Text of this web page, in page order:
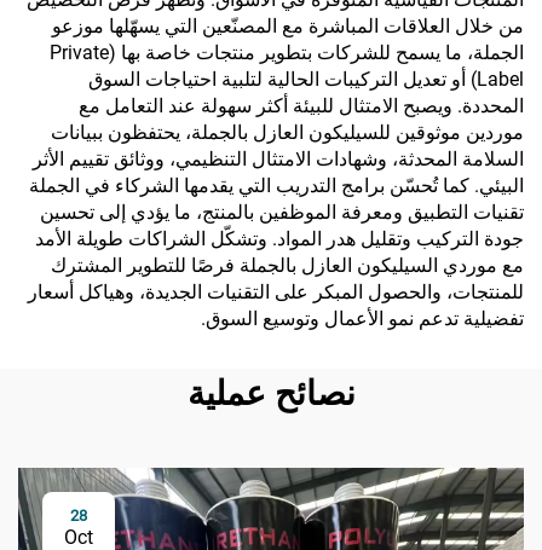
من خلال العلاقات المباشرة مع المصنّعين التي يسهّلها موزعو
الجملة، ما يسمح للشركات بتطوير منتجات خاصة بها (Private
Label) أو تعديل التركيبات الحالية لتلبية احتياجات السوق
المحددة. ويصبح الامتثال للبيئة أكثر سهولة عند التعامل مع
موردين موثوقين للسيليكون العازل بالجملة، يحتفظون ببيانات
السلامة المحدثة، وشهادات الامتثال التنظيمي، ووثائق تقييم الأثر
البيئي. كما تُحسّن برامج التدريب التي يقدمها الشركاء في الجملة
تقنيات التطبيق ومعرفة الموظفين بالمنتج، ما يؤدي إلى تحسين
جودة التركيب وتقليل هدر المواد. وتشكّل الشراكات طويلة الأمد
مع موردي السيليكون العازل بالجملة فرصًا للتطوير المشترك
للمنتجات، والحصول المبكر على التقنيات الجديدة، وهياكل أسعار
تفضيلية تدعم نمو الأعمال وتوسيع السوق.
نصائح عملية
28
Oct